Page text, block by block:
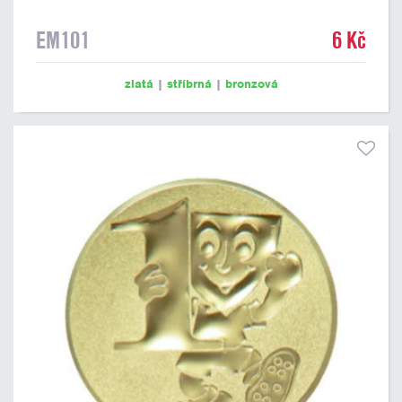
EM101 6 Kč
zlatá | stříbrná | bronzová